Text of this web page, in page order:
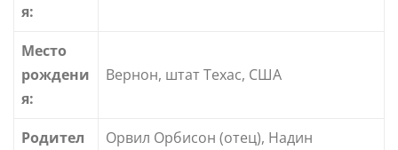
я:
Место
рождени
я:
Вернон, штат Техас, США
Родител
Орвил Орбисон (отец), Надин